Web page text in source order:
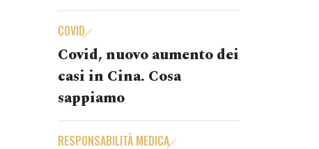
COVID
Covid, nuovo aumento dei
casi in Cina. Cosa
sappiamo
RESPONSABILITÀ MEDICA